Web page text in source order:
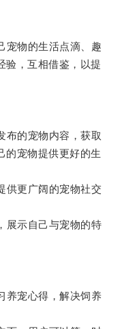
物的生活点滴、趣
验，互相借鉴，以提
的宠物内容，获取
的宠物提供更好的生
更广阔的宠物社交
示自己与宠物的特
宠心得，解决饲养